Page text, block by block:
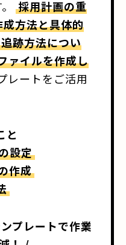
採用計画の重
方法と具体的
跡方法につい
ァイルを作成し
レートをご活用
と
設定
作成
プレートで作業